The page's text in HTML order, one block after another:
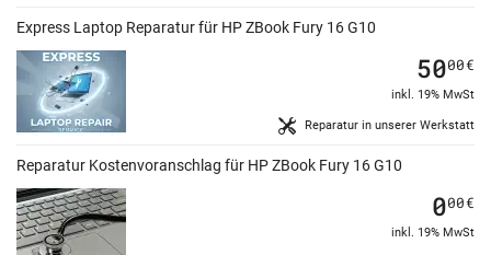
Express Laptop Reparatur für HP ZBook Fury 16 G10
Reparatur in unserer Werkstatt
5000€
inkl. 19% MwSt
Reparatur Kostenvoranschlag für HP ZBook Fury 16 G10
000€
inkl. 19% MwSt